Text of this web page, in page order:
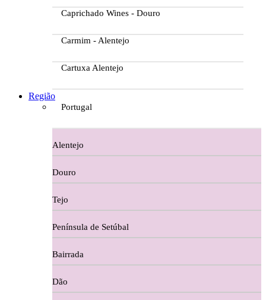
Caprichado Wines - Douro
Carmim - Alentejo
Cartuxa Alentejo
Casa Dos Migueis Douro
Casa Relvas Alentejo
Caves de São João - Bairrada
Charcutaria
Copos e Decanter
Cortes De Reguengo Douro
Região
Portugal
Alentejo
Douro
Tejo
Península de Setúbal
Bairrada
Dão